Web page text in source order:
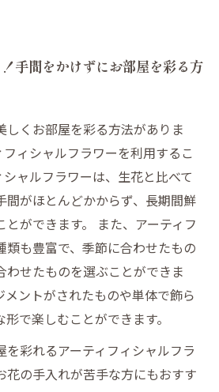
手間をかけずにお部屋を彩る方
しくお部屋を彩る方法がありま
ィシャルフラワーを利用するこ
シャルフラワーは、生花と比べて
間がほとんどかからず、長期間鮮
ができます。 また、アーティフ
類も豊富で、季節に合わせたもの
わせたものを選ぶことができま
メントがされたものや単体で飾ら
で楽しむことができます。
を彩れるアーティフィシャルフラ
花の手入れが苦手な方にもおすす